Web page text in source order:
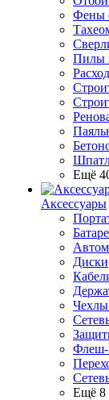
Фены
Пилы
Ещё
Аксессуары
Диски
Чехлы
Флеш-
Ещё 8